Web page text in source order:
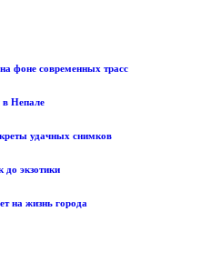
фоне современных трасс
Непале
удачных снимков
до экзотики
на жизнь города